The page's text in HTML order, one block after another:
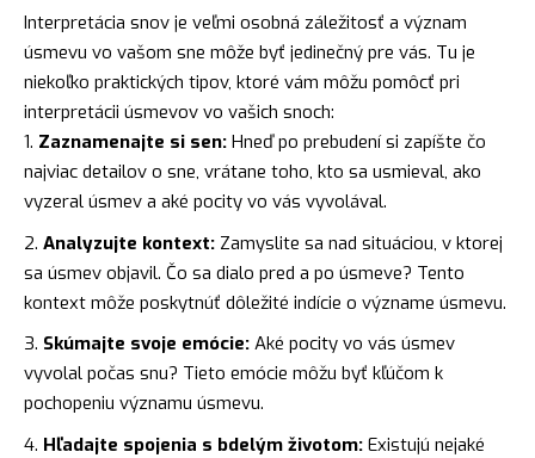
Interpretácia snov je veľmi osobná záležitosť a význam
úsmevu vo vašom sne môže byť jedinečný pre vás. Tu je
niekoľko praktických tipov, ktoré vám môžu pomôcť pri
interpretácii úsmevov vo vašich snoch:
Zaznamenajte si sen: Hneď po prebudení si zapíšte čo
najviac detailov o sne, vrátane toho, kto sa usmieval, ako
vyzeral úsmev a aké pocity vo vás vyvolával.
Analyzujte kontext: Zamyslite sa nad situáciou, v ktorej
sa úsmev objavil. Čo sa dialo pred a po úsmeve? Tento
kontext môže poskytnúť dôležité indície o význame úsmevu.
Skúmajte svoje emócie: Aké pocity vo vás úsmev
vyvolal počas snu? Tieto emócie môžu byť kľúčom k
pochopeniu významu úsmevu.
Hľadajte spojenia s bdelým životom: Existujú nejaké